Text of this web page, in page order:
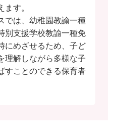
ます。
では、幼稚園教諭一種
別支援学校教諭一種免
にめざせるため、子ど
理解しながら多様な子
すことのできる保育者